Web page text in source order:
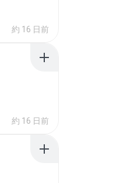
約 16 日前
約 16 日前